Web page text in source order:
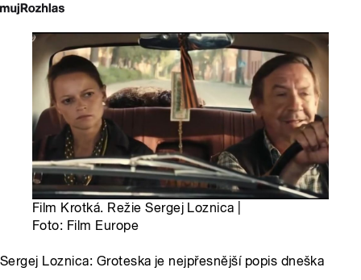
Film Krotká. Režie Sergej Loznica |
Foto: Film Europe
Sergej Loznica: Groteska je nejpřesnější popis dneška